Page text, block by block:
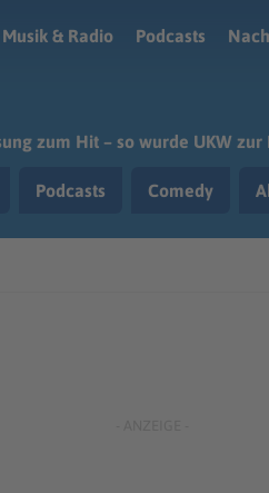
Musik & Radio Podcasts
zum Hit – so wurde UKW zur
Podcasts Comedy